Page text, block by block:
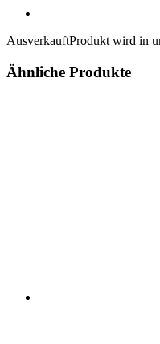
AusverkauftProdukt wird in
Ähnliche Produkte